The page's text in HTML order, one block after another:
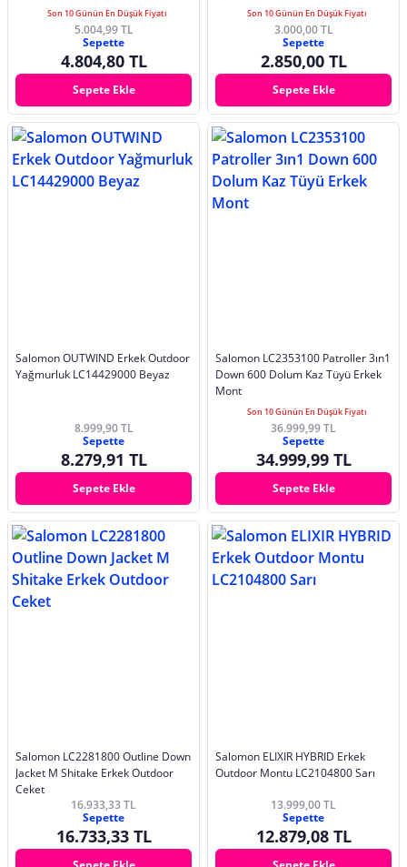
Son 10 Günün En Düşük Fiyatı
5.004,99 TL
Sepette
4.804,80 TL
Sepete Ekle
Son 10 Günün En Düşük Fiyatı
3.000,00 TL
Sepette
2.850,00 TL
Sepete Ekle
Salomon OUTWIND Erkek Outdoor
Yağmurluk LC14429000 Beyaz
8.999,90 TL
Sepette
8.279,91 TL
Sepete Ekle
Salomon LC2353100 Patroller 3ın1
Down 600 Dolum Kaz Tüyü Erkek
Mont
Son 10 Günün En Düşük Fiyatı
36.999,99 TL
Sepette
34.999,99 TL
Sepete Ekle
Salomon LC2281800 Outline Down
Jacket M Shitake Erkek Outdoor
Ceket
16.933,33 TL
Sepette
16.733,33 TL
Salomon ELIXIR HYBRID Erkek
Outdoor Montu LC2104800 Sarı
13.999,00 TL
Sepette
12.879,08 TL